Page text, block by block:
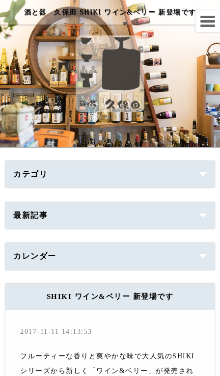
酒と器 久保田 SHIKI ワイン&ベリー 新登場です
カテゴリ
最新記事
カレンダー
SHIKI ワイン&ベリー 新登場です
2017-11-11 14:13:53
フルーティーな香りと爽やかな味で大人気のSHIKI
シリーズから新しく「ワイン&ベリー」が発売され